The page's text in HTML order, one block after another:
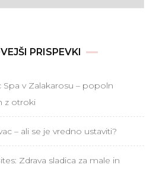
PRISPEVKI
v Zalakarosu – popoln
z otroki
– ali se je vredno ustaviti?
Zdrava sladica za male in